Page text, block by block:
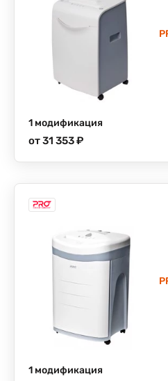
1 модификация
от 31 353 ₽
1 модификация